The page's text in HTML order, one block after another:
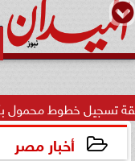
المواطنين دون...
أخبار مصر